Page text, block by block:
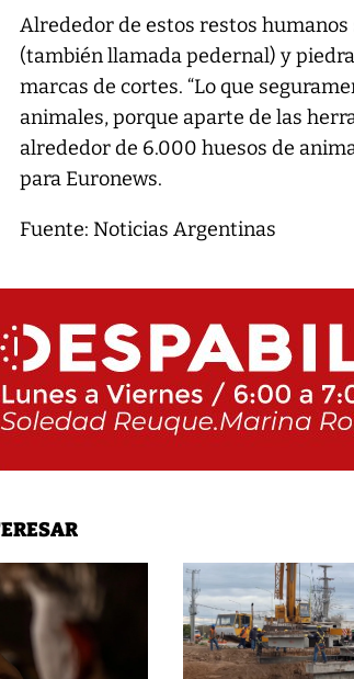
Alrededor de estos restos
(también llamada pedernal) y
marcas de cortes. “Lo que
animales, porque aparte de las
alrededor de 6.000 huesos de
para Euronews.
Fuente: Noticias Argentinas